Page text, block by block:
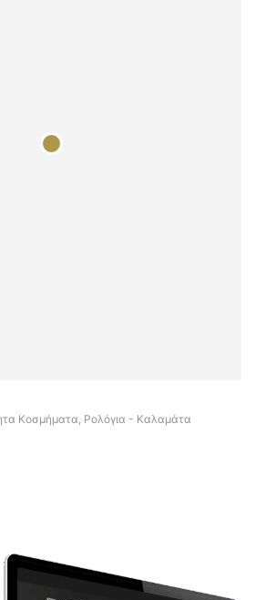
Κοσμήματα, Ρολόγια - Καλαμάτα